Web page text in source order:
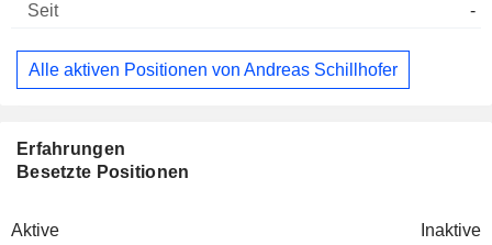
-
Alle aktiven Positionen von Andreas Schillhofer
Erfahrungen
Besetzte Positionen
Aktive Inaktive